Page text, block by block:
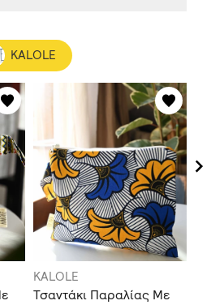
KALOLE
KALOLE
Τσαντάκι Παραλίας Με